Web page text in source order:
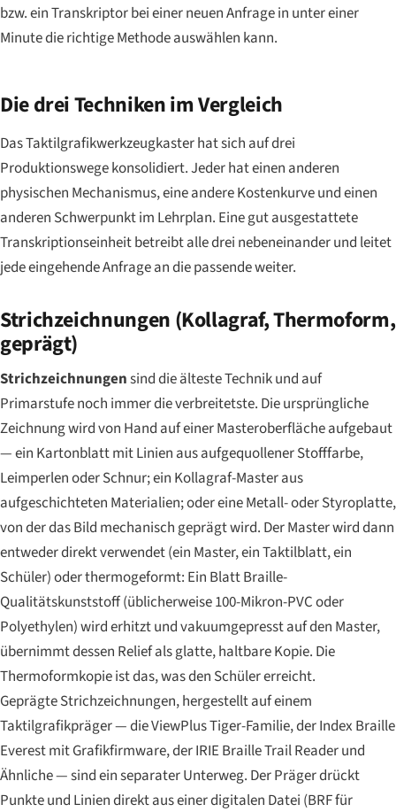
bzw. ein Transkriptor bei einer neuen Anfrage in unter einer
Minute die richtige Methode auswählen kann.
Die drei Techniken im Vergleich
Das Taktilgrafikwerkzeugkaster hat sich auf drei
Produktionswege konsolidiert. Jeder hat einen anderen
physischen Mechanismus, eine andere Kostenkurve und einen
anderen Schwerpunkt im Lehrplan. Eine gut ausgestattete
Transkriptionseinheit betreibt alle drei nebeneinander und leitet
jede eingehende Anfrage an die passende weiter.
Strichzeichnungen (Kollagraf, Thermoform,
geprägt)
Strichzeichnungensind die älteste Technik und auf
Primarstufe noch immer die verbreitetste. Die ursprüngliche
Zeichnung wird von Hand auf einer Masteroberfläche aufgebaut
— ein Kartonblatt mit Linien aus aufgequollener Stofffarbe,
Leimperlen oder Schnur; ein Kollagraf-Master aus
aufgeschichteten Materialien; oder eine Metall- oder Styroplatte,
von der das Bild mechanisch geprägt wird. Der Master wird dann
entweder direkt verwendet (ein Master, ein Taktilblatt, ein
Schüler) oder thermogeformt: Ein Blatt Braille-
Qualitätskunststoff (üblicherweise 100-Mikron-PVC oder
Polyethylen) wird erhitzt und vakuumgepresst auf den Master,
übernimmt dessen Relief als glatte, haltbare Kopie. Die
Thermoformkopie ist das, was den Schüler erreicht.
Geprägte Strichzeichnungen, hergestellt auf einem
Taktilgrafikpräger — die ViewPlus Tiger-Familie, der Index Braille
Everest mit Grafikfirmware, der IRIE Braille Trail Reader und
Ähnliche — sind ein separater Unterweg. Der Präger drückt
Punkte und Linien direkt aus einer digitalen Datei (BRF für